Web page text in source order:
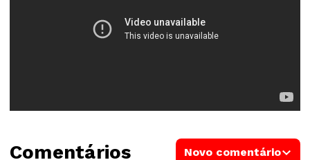
Comentários Novo comentário